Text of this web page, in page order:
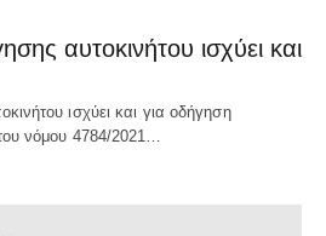
αυτοκινήτου ισχύει και
ισχύει και για οδήγηση
νόμου 4784/2021…